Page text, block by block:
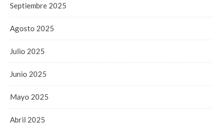
Septiembre 2025
Agosto 2025
Julio 2025
Junio 2025
Mayo 2025
Abril 2025